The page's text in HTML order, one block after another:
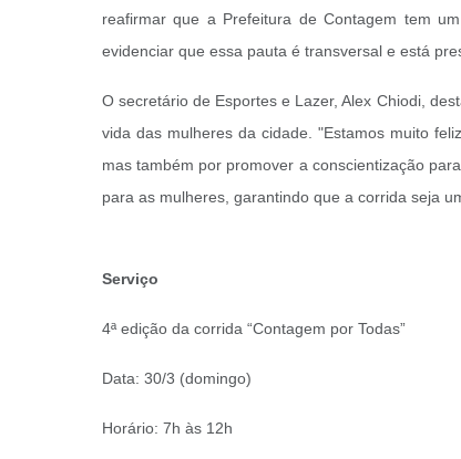
reafirmar que a Prefeitura de Contagem tem
evidenciar que essa pauta é transversal e está
O secretário de Esportes e Lazer, Alex Chiodi,
vida das mulheres da cidade. "Estamos muito
mas também por promover a conscientização
para as mulheres, garantindo que a corrida seja
Serviço
4ª edição da corrida “Contagem por Todas”
Data: 30/3 (domingo)
Horário: 7h às 12h